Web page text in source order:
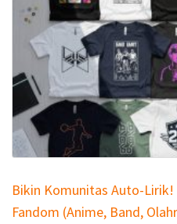
Bikin Komunitas Auto-Lirik!
Fandom (Anime, Band,